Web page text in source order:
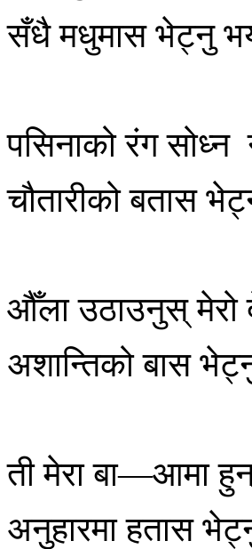
सँधै मधुमास भेट्नु
पसिनाको रंग
चौतारीको बतास
औँला उठाउनुस् मेरो
अशान्तिको बास
ती मेरा बा—आमा
अनुहारमा हतास